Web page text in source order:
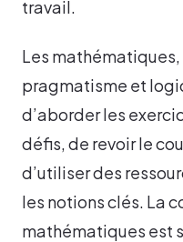
travail.
Les
pragmatisme et
d’aborder les
défis, de revoir le
d’utiliser des
les notions clés. La
mathématiques est